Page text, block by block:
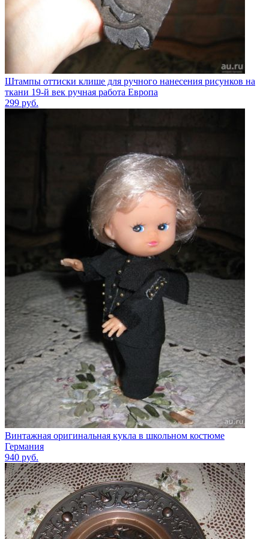
Штампы оттиски клише для ручного нанесения рисунков на
ткани 19-й век ручная работа Европа
299 руб.
Винтажная оригинальная кукла в школьном костюме
Германия
940 руб.